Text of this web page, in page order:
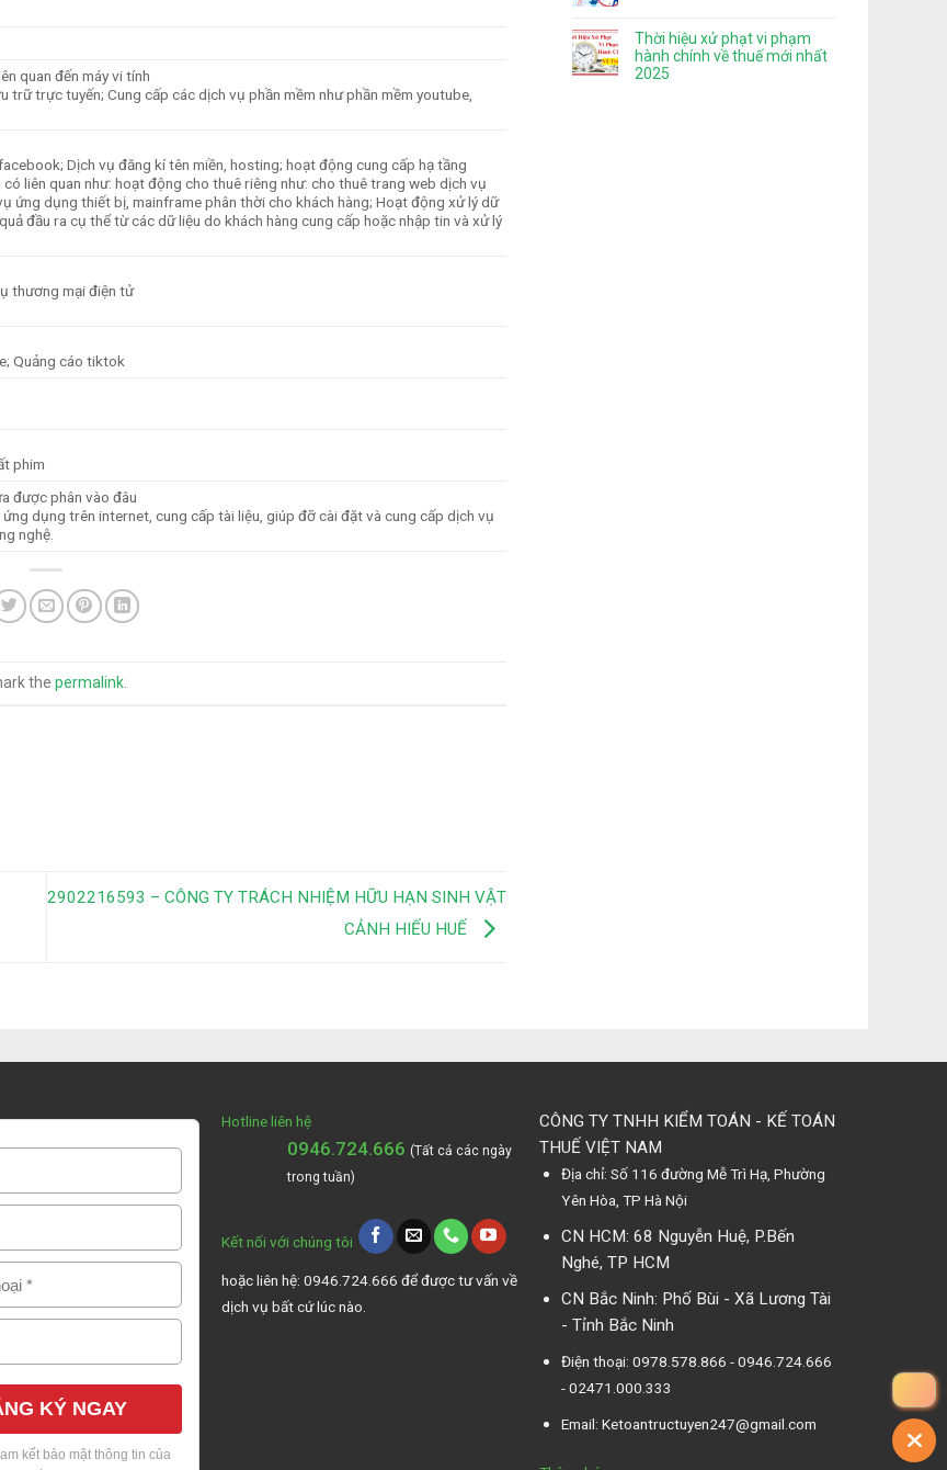
quan đến máy vi tính
trực tuyến; Cung cấp các dịch vụ phần mềm như phần mềm youtube,
Dịch vụ đăng kí tên miền, hosting; hoạt động cung cấp hạ tầng
liên quan như: hoạt động cho thuê riêng như: cho thuê trang web dịch vụ
ứng dụng thiết bị, mainframe phân thời cho khách hàng; Hoạt động xử lý dữ
đầu ra cụ thể từ các dữ liệu do khách hàng cung cấp hoặc nhập tin và xử lý
thương mại điện tử
Quảng cáo tiktok
phim
được phân vào đâu
dụng trên internet, cung cấp tài liệu, giúp đỡ cài đặt và cung cấp dịch vụ
nghệ.
the permalink.
2902216593 – CÔNG TY TRÁCH NHIỆM HỮU HẠN SINH VẬT
CẢNH HIẾU HUẾ
Thời hiệu xử phạt vi phạm
hành chính về thuế mới nhất
2025
Hotline liên hệ
0946.724.666 (Tất cả các ngày
trong tuần)
Kết nối với chúng tôi
hoặc liên hệ: 0946.724.666 để được tư vấn về
dịch vụ bất cứ lúc nào.
CÔNG TY TNHH KIỂM TOÁN - KẾ TOÁN
THUẾ VIỆT NAM
Địa chỉ: Số 116 đường Mễ Trì Hạ, Phường
Yên Hòa, TP Hà Nội
CN HCM: 68 Nguyễn Huệ, P.Bến
Nghé, TP HCM
CN Bắc Ninh: Phố Bùi - Xã Lương Tài
- Tỉnh Bắc Ninh
Điện thoại: 0978.578.866 - 0946.724.666
- 02471.000.333
Email: Ketoantructuyen247@gmail.com